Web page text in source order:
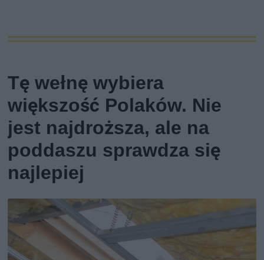
Tę wełnę wybiera
większość Polaków. Nie
jest najdroższa, ale na
poddaszu sprawdza się
najlepiej